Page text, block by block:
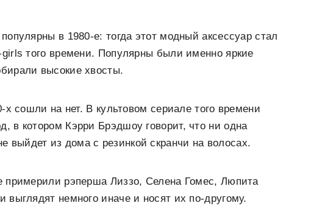
в 1980-е: тогда этот модный аксессуар стал
того времени. Популярны были именно яркие
высокие хвосты.
сошли на нет. В культовом сериале того времени
в котором Кэрри Брэдшоу говорит, что ни одна
из дома с резинкой скранчи на волосах.
примерили рэперша Лиззо, Селена Гомес, Люпита
немного иначе и носят их по-другому.